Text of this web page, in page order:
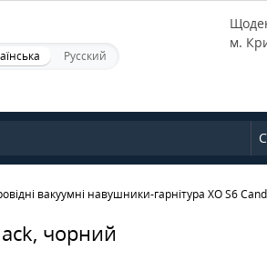
Русский
м.
вакуумні навушники-гарнітура XO S6
чорний